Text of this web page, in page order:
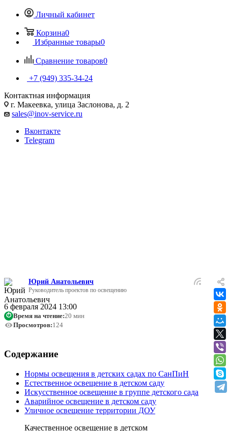
Личный кабинет
Корзина0
Избранные товары0
Сравнение товаров0
+7 (949) 335-34-24
Контактная информация
г. Макеевка, улица Заслонова, д. 2
sales@inov-service.ru
Вконтакте
Telegram
Юрий Анатольевич
Руководитель проектов по освещению
6 февраля 2024 13:00
⏱ Время на чтение:20 мин
Просмотров:124
Содержание
Нормы освещения в детских садах по СанПиН
Естественное освещение в детском саду
Искусственное освещение в группе детского сада
Аварийное освещение в детском саду
Уличное освещение территории ДОУ
Качественное освещение в детском